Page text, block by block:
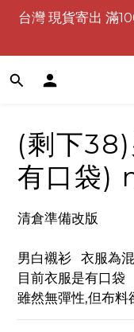
台灣 現貨寄出 滿
(剩下
有口袋)
清倉準備改版
男白襯衫   衣服為
目前衣服是有口袋
雖然無彈性,但布料